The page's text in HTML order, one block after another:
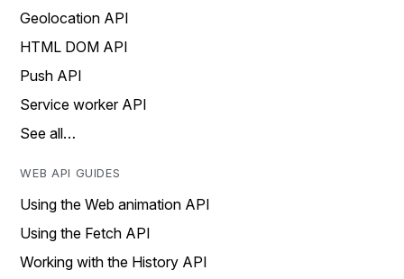
Geolocation API
HTML DOM API
Push API
Service worker API
See all…
WEB API GUIDES
Using the Web animation API
Using the Fetch API
Working with the History API